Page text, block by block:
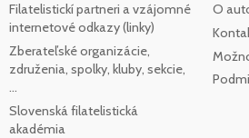
Filatelistickí partneri a vzájomné
internetové odkazy (linky)
Zberateľské organizácie,
združenia, spolky, kluby, sekcie,
...
Slovenská filatelistická
akadémia
O